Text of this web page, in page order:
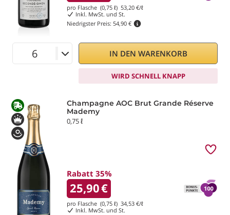
pro Flasche (0,75 ℓ) 53,20 €/ℓ
Inkl. MwSt. und St.
Niedrigster Preis: 54,90 €
IN DEN WARENKORB
WIRD SCHNELL KNAPP
Champagne AOC Brut Grande Réserve
Mademy
0,75 ℓ
Rabatt 35%
25,90€
pro Flasche (0,75 ℓ) 34,53 €/ℓ
Inkl. MwSt. und St.